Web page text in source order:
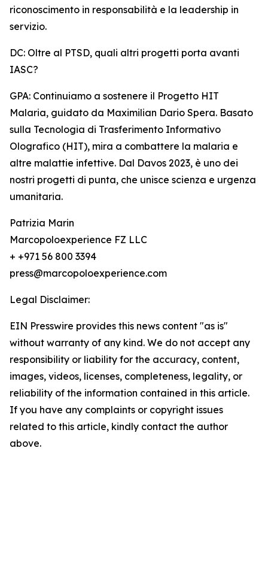
riconoscimento in responsabilità e la leadership in
servizio.
DC: Oltre al PTSD, quali altri progetti porta avanti
IASC?
GPA: Continuiamo a sostenere il Progetto HIT
Malaria, guidato da Maximilian Dario Spera. Basato
sulla Tecnologia di Trasferimento Informativo
Olografico (HIT), mira a combattere la malaria e
altre malattie infettive. Dal Davos 2023, è uno dei
nostri progetti di punta, che unisce scienza e urgenza
umanitaria.
Patrizia Marin
Marcopoloexperience FZ LLC
+ +971 56 800 3394
press@marcopoloexperience.com
Legal Disclaimer:
EIN Presswire provides this news content "as is"
without warranty of any kind. We do not accept any
responsibility or liability for the accuracy, content,
images, videos, licenses, completeness, legality, or
reliability of the information contained in this article.
If you have any complaints or copyright issues
related to this article, kindly contact the author
above.